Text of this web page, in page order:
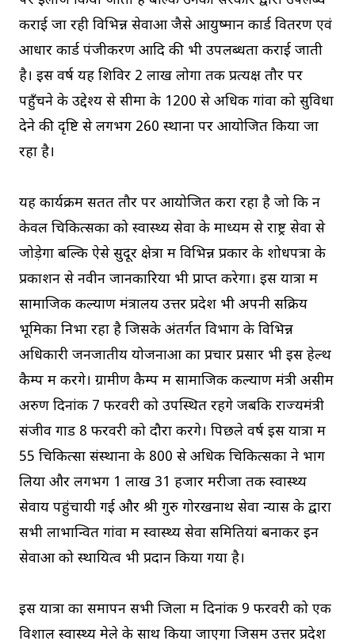
कराई जा रही विभिन्न सेवाओं जैसे आयुष्मान कार्ड वितरण एवं
आधार कार्ड पंजीकरण आदि की भी उपलब्धता कराई जाती
है। इस वर्ष यह शिविर 2 लाख लोगों तक प्रत्यक्ष तौर पर
पहुँचने के उद्देश्य से सीमा के 1200 से अधिक गांवों को सुविधा
देने की दृष्टि से लगभग 260 स्थानों पर आयोजित किया जा
रहा है।
यह कार्यक्रम सतत तौर पर आयोजित करा रहा है जो कि न
केवल चिकित्सकों को स्वास्थ्य सेवा के माध्यम से राष्ट्र सेवा से
जोड़ेगा बल्कि ऐसे सुदूर क्षेत्रों में विभिन्न प्रकार के शोधपत्रों के
प्रकाशन से नवीन जानकारियों भी प्राप्त करेगा। इस यात्रा में
सामाजिक कल्याण मंत्रालय उत्तर प्रदेश भी अपनी सक्रिय
भूमिका निभा रहा है जिसके अंतर्गत विभाग के विभिन्न
अधिकारी जनजातीय योजनाओं का प्रचार प्रसार भी इस हेल्थ
कैम्प में करेंगे। ग्रामीण कैम्प में सामाजिक कल्याण मंत्री असीम
अरुण दिनांक 7 फरवरी को उपस्थित रहेंगे जबकि राज्यमंत्री
संजीव गोंड 8 फरवरी को दौरा करेंगे। पिछले वर्ष इस यात्रा में
55 चिकित्सा संस्थानों के 800 से अधिक चिकित्सकों ने भाग
लिया और लगभग 1 लाख 31 हजार मरीजों तक स्वास्थ्य
सेवायें पहुंचायी गई और श्री गुरु गोरखनाथ सेवा न्यास के द्वारा
सभी लाभान्वित गांवों में स्वास्थ्य सेवा समितियां बनाकर इन
सेवाओं को स्थायित्व भी प्रदान किया गया है।
इस यात्रा का समापन सभी जिलों में दिनांक 9 फरवरी को एक
विशाल स्वास्थ्य मेले के साथ किया जाएगा जिसमें उत्तर प्रदेश